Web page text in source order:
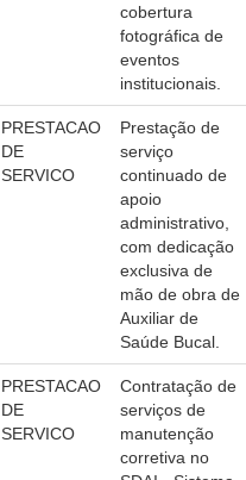
cobertura
fotográfica de
eventos
institucionais.
PRESTACAO
DE
SERVICO
Prestação de
serviço
continuado de
apoio
administrativo,
com dedicação
exclusiva de
mão de obra de
Auxiliar de
Saúde Bucal.
PRESTACAO
DE
SERVICO
Contratação de
serviços de
manutenção
corretiva no